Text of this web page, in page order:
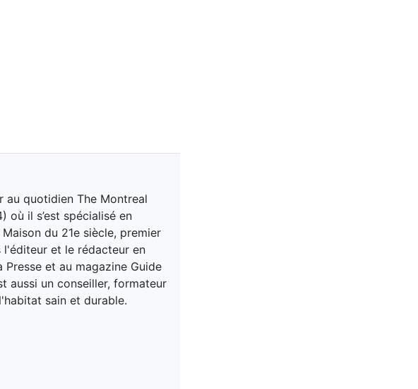
quotidien The Montreal
où il s’est spécialisé en
du 21e siècle, premier
et le rédacteur en
et au magazine Guide
aussi un conseiller, formateur
sain et durable.